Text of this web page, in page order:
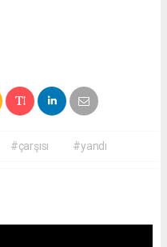
#çarşısı #yandı